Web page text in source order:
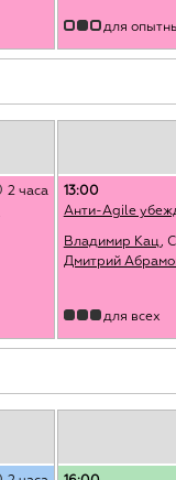
для
2 часа
13:00
Анти-Agile
Владимир Кац,
Дмитрий
для всех